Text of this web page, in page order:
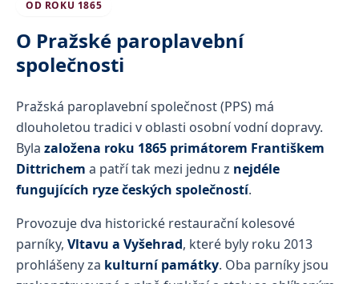
OD ROKU 1865
O Pražské paroplavební
společnosti
Pražská paroplavební společnost (PPS) má
dlouholetou tradici v oblasti osobní vodní dopravy.
Byla založena roku 1865 primátorem Františkem
Dittrichem a patří tak mezi jednu z nejdéle
fungujících ryze českých společností.
Provozuje dva historické restaurační kolesové
parníky, Vltavu a Vyšehrad, které byly roku 2013
prohlášeny za kulturní památky. Oba parníky jsou